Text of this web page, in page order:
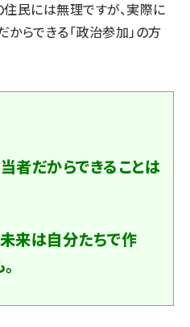
民には無理ですが、実際に
らできる「政治参加」の方
者だからできることは
来は自分たちで作